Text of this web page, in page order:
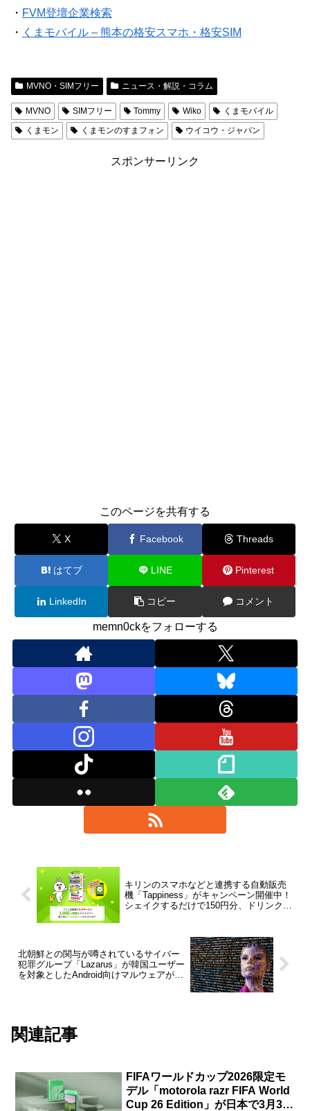
・ FVM登壇企業検索
・ くまモバイル – 熊本の格安スマホ・格安SIM
MVNO・SIMフリー ニュース・解説・コラム
MVNO SIMフリー Tommy Wiko
くまモバイル
くまモン
くまモンのすまフォン ウイコウ・ジャパン
スポンサーリンク
このページを共有する
X Facebook Threads
はてブ LINE Pinterest
LinkedIn コピー コメント
memn0ckをフォローする
キリンのスマホなどと連携する自動販売
機「Tappiness」がキャンペーン開催中！
シェイクするだけで150円分、ドリンクを
北朝鮮との関与が噂されているサイバー
犯罪グループ「Lazarus」が韓国ユーザー
を対象としたAndroid向けマルウェアが配
関連記事
FIFAワールドカップ2026限定モ
デル「motorola razr FIFA World
Cup 26 Edition」が日本で3月31